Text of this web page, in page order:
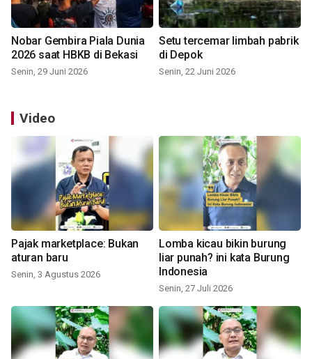
Nobar Gembira Piala Dunia
2026 saat HBKB di Bekasi
Senin, 29 Juni 2026
Setu tercemar limbah pabrik
di Depok
Senin, 22 Juni 2026
Video
Pajak marketplace: Bukan
aturan baru
Senin, 3 Agustus 2026
Lomba kicau bikin burung
liar punah? ini kata Burung
Indonesia
Senin, 27 Juli 2026